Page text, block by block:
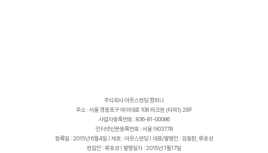
주식회사 아웃스탠딩 컴퍼니
주소 : 서울 영등포구 여의대로 108 파크원 (타워1) 28F
사업자등록번호 : 836-81-00086
인터넷신문등록번호 : 서울 아03778
등록일 : 2015년 6월4일 | 제호 : 아웃스탠딩 | 대표/발행인 : 김동환, 류호성
편집인 : 류호성 | 발행일자 : 2015년 1월17일